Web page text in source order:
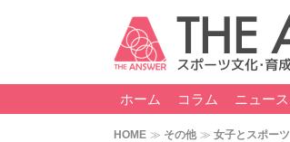
ホーム コラム ニュース
HOME その他 女子とスポーツ